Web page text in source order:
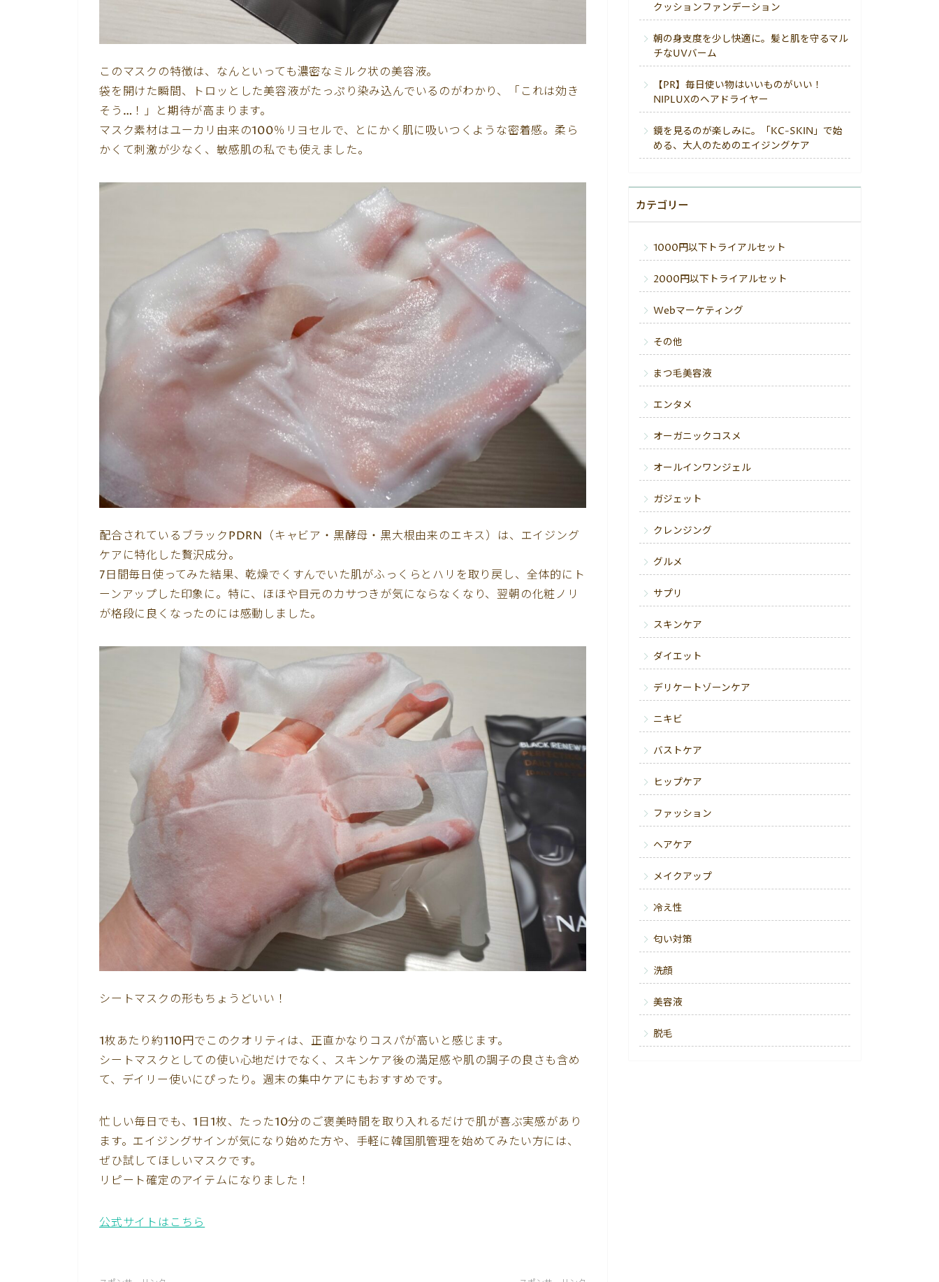
このマスクの特徴は、なんといっても濃密なミルク状の美容液。
袋を開けた瞬間、トロッとした美容液がたっぷり染み込んでいるのがわかり、「これは効き
そう…！」と期待が高まります。
マスク素材はユーカリ由来の100％リヨセルで、とにかく肌に吸いつくような密着感。柔ら
かくて刺激が少なく、敏感肌の私でも使えました。
配合されているブラックPDRN（キャビア・黒酵母・黒大根由来のエキス）は、エイジング
ケアに特化した贅沢成分。
7日間毎日使ってみた結果、乾燥でくすんでいた肌がふっくらとハリを取り戻し、全体的にト
ーンアップした印象に。特に、ほほや目元のカサつきが気にならなくなり、翌朝の化粧ノリ
が格段に良くなったのには感動しました。
シートマスクの形もちょうどいい！
1枚あたり約110円でこのクオリティは、正直かなりコスパが高いと感じます。
シートマスクとしての使い心地だけでなく、スキンケア後の満足感や肌の調子の良さも含め
て、デイリー使いにぴったり。週末の集中ケアにもおすすめです。
忙しい毎日でも、1日1枚、たった10分のご褒美時間を取り入れるだけで肌が喜ぶ実感があり
ます。エイジングサインが気になり始めた方や、手軽に韓国肌管理を始めてみたい方には、
ぜひ試してほしいマスクです。
リピート確定のアイテムになりました！
公式サイトはこちら
クッションファンデーション
朝の身支度を少し快適に。髪と肌を守るマル
チなUVバーム
【PR】毎日使い物はいいものがいい！
NIPLUXのヘアドライヤー
鏡を見るのが楽しみに。「KC-SKIN」で始
める、大人のためのエイジングケア
カテゴリー
1000円以下トライアルセット
2000円以下トライアルセット
Webマーケティング
その他
まつ毛美容液
エンタメ
オーガニックコスメ
オールインワンジェル
ガジェット
クレンジング
グルメ
サプリ
スキンケア
ダイエット
デリケートゾーンケア
ニキビ
バストケア
ヒップケア
ファッション
ヘアケア
メイクアップ
冷え性
匂い対策
洗顔
美容液
脱毛